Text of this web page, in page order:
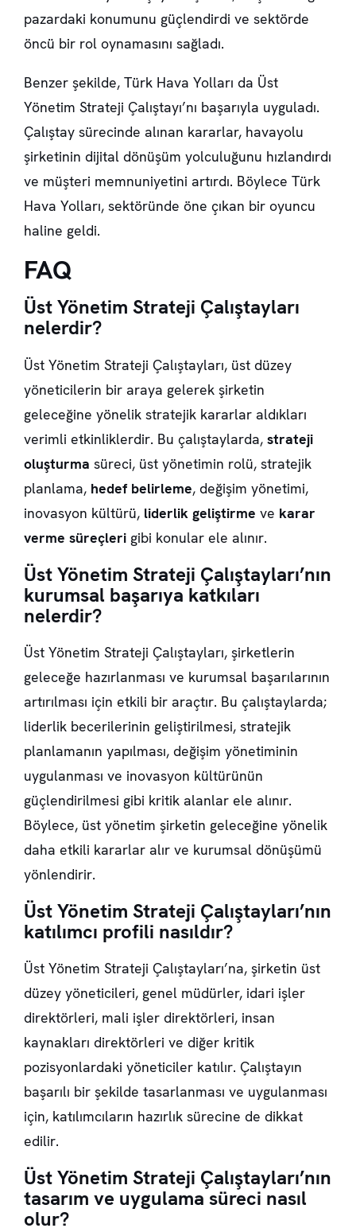
pazardaki konumunu güçlendirdi ve sektörde
öncü bir rol oynamasını sağladı.
Benzer şekilde, Türk Hava Yolları da Üst
Yönetim Strateji Çalıştayı’nı başarıyla uyguladı.
Çalıştay sürecinde alınan kararlar, havayolu
şirketinin dijital dönüşüm yolculuğunu hızlandırdı
ve müşteri memnuniyetini artırdı. Böylece Türk
Hava Yolları, sektöründe öne çıkan bir oyuncu
haline geldi.
FAQ
Üst Yönetim Strateji Çalıştayları
nelerdir?
Üst Yönetim Strateji Çalıştayları, üst düzey
yöneticilerin bir araya gelerek şirketin
geleceğine yönelik stratejik kararlar aldıkları
verimli etkinliklerdir. Bu çalıştaylarda, strateji
oluşturma süreci, üst yönetimin rolü, stratejik
planlama, hedef belirleme, değişim yönetimi,
inovasyon kültürü, liderlik geliştirme ve karar
verme süreçleri gibi konular ele alınır.
Üst Yönetim Strateji Çalıştayları’nın
kurumsal başarıya katkıları
nelerdir?
Üst Yönetim Strateji Çalıştayları, şirketlerin
geleceğe hazırlanması ve kurumsal başarılarının
artırılması için etkili bir araçtır. Bu çalıştaylarda;
liderlik becerilerinin geliştirilmesi, stratejik
planlamanın yapılması, değişim yönetiminin
uygulanması ve inovasyon kültürünün
güçlendirilmesi gibi kritik alanlar ele alınır.
Böylece, üst yönetim şirketin geleceğine yönelik
daha etkili kararlar alır ve kurumsal dönüşümü
yönlendirir.
Üst Yönetim Strateji Çalıştayları’nın
katılımcı profili nasıldır?
Üst Yönetim Strateji Çalıştayları’na, şirketin üst
düzey yöneticileri, genel müdürler, idari işler
direktörleri, mali işler direktörleri, insan
kaynakları direktörleri ve diğer kritik
pozisyonlardaki yöneticiler katılır. Çalıştayın
başarılı bir şekilde tasarlanması ve uygulanması
için, katılımcıların hazırlık sürecine de dikkat
edilir.
Üst Yönetim Strateji Çalıştayları’nın
tasarım ve uygulama süreci nasıl
olur?